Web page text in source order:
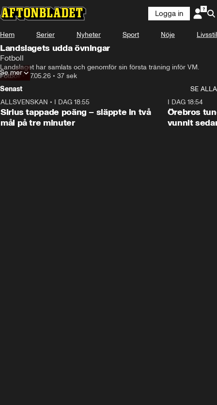
Logga in
Hem Serier Nyheter Sport Nöje Livsstil
Landslagets udda övningar
Fotboll
Landslaget har samlats och genomför sin första träning inför VM.
Fotboll•27.05.26 • 37 sek
Se mer
Senast
SE ALLA
ALLSVENSKAN • I DAG 18:55
Sirius tappade poäng – släppte in två
mål på tre minuter
I DAG 18:54
Örebros
vunnit